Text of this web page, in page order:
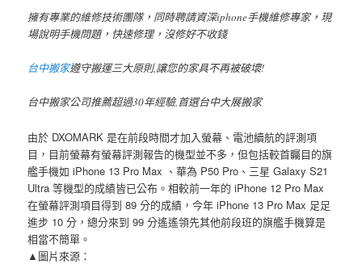
擁有專業的維修技術團隊，同時聘請資深iphone手機維修專家，現
場說明手機問題，快速修理，沒修好不收錢
台中搬家遵守搬運三大原則,讓您的家具不再被破壞!
台中搬家公司推薦超過30年經驗,首選台中大展搬家
由於 DXOMARK 是在前段時間才加入螢幕、電池續航的評測項
目，目前螢幕有螢幕評測報告的機型並不多，但包括較首矚目的旗
艦手機如 iPhone 13 Pro Max 、華為 P50 Pro、三星 Galaxy S21
Ultra 等機型的成績皆已公布。相較前一年的 iPhone 12 Pro Max
在螢幕評測項目得到 89 分的成績，今年 iPhone 13 Pro Max 足足
進步 10 分，總分來到 99 分遙遙領先其他前段班的旗艦手機算是
相當不簡單。
▲圖片來源：